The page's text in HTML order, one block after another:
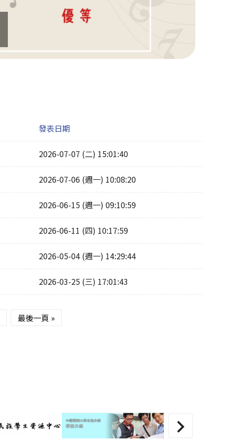
發表日期
2026-07-07 (二) 15:01:40
2026-07-06 (週一) 10:08:20
2026-06-15 (週一) 09:10:59
2026-06-11 (四) 10:17:59
2026-05-04 (週一) 14:29:44
2026-03-25 (三) 17:01:43
最後一頁 »